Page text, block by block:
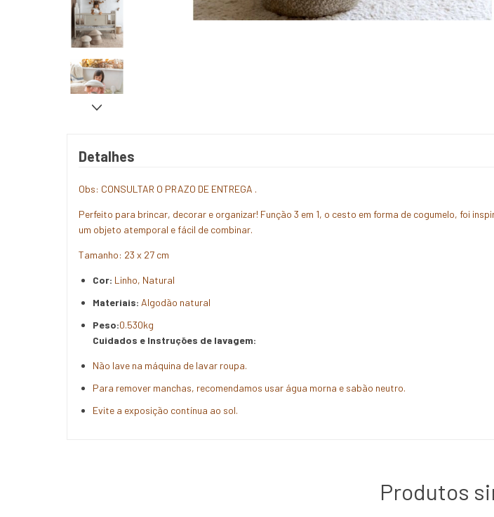
Detalhes
Obs: CONSULTAR O PRAZO DE ENTREGA .
Perfeito para brincar, decorar e organizar! Função 3 em 1, o cesto em forma de cogumelo, foi
um objeto atemporal e fácil de combinar.
Tamanho: 23 x 27 cm
Cor: Linho, Natural
Materiais: Algodão natural
Peso:0.530kg
Cuidados e Instruções de lavagem:
Não lave na máquina de lavar roupa.
Para remover manchas, recomendamos usar água morna e sabão neutro.
Evite a exposição contínua ao sol.
Produtos